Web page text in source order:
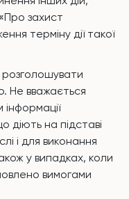
захист
терміну дії такої
розголошувати
Не вважається
діють на підставі
і для виконання
у випадках, коли
вимогами